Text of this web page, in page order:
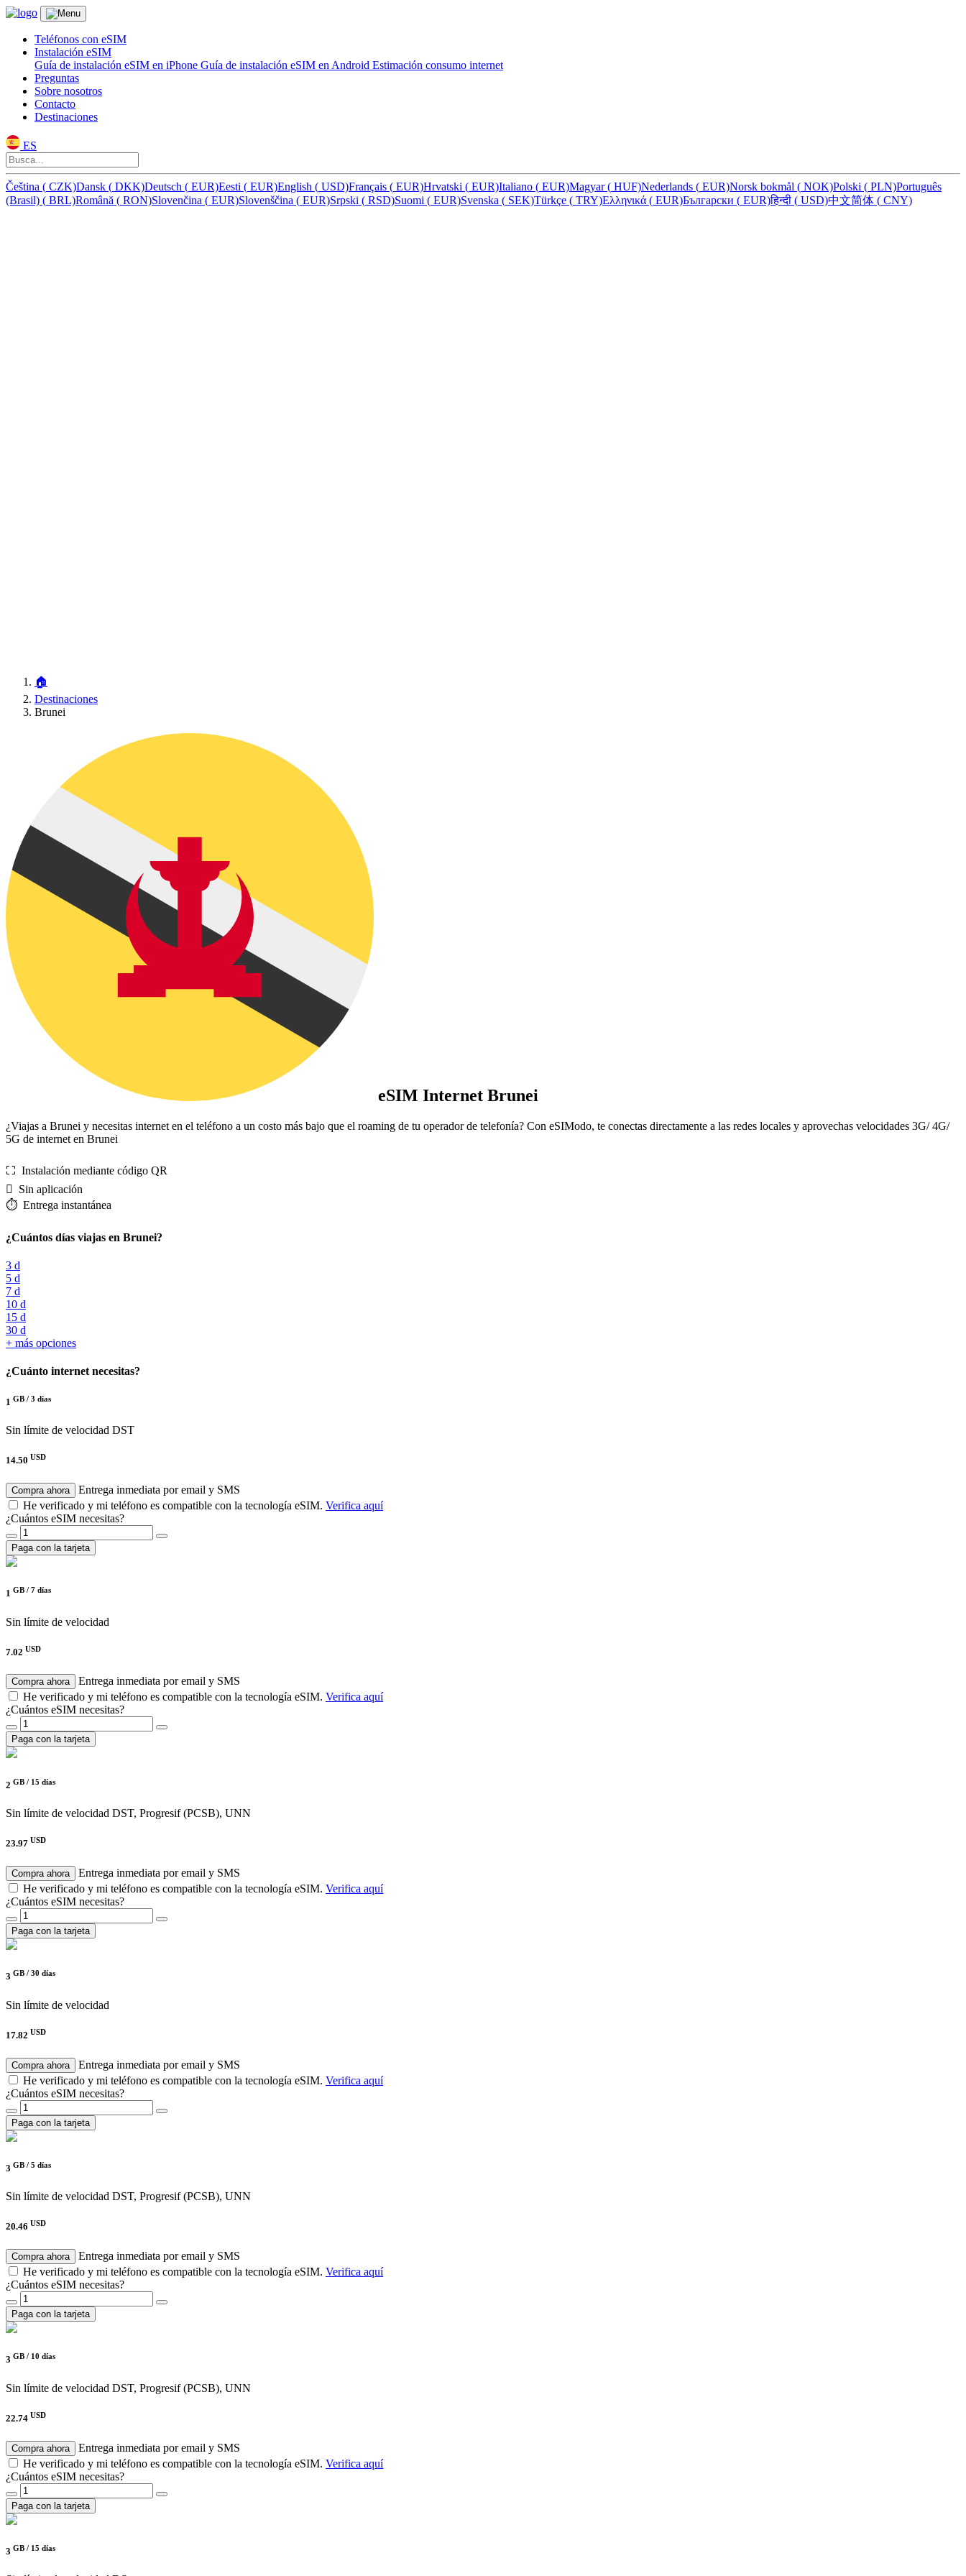
Teléfonos con eSIM
Instalación eSIM
Guía de instalación eSIM en iPhone Guía de instalación eSIM en Android Estimación consumo internet
Preguntas
Sobre nosotros
Contacto
Destinaciones
ES
Čeština ( CZK)Dansk ( DKK)Deutsch ( EUR)Eesti ( EUR)English ( USD)Français ( EUR)Hrvatski ( EUR)Italiano ( EUR)Magyar( HUF)Nederlands ( EUR)Norsk bokmål ( NOK)Polski ( PLN)Português
(Brasil) ( BRL)Română ( RON)Slovenčina ( EUR)Slovenščina ( EUR)Srpski ( RSD)Suomi ( EUR)Svenska ( SEK)Türkçe ( TRY)Ελληνικά ( EUR)Български ( EUR)हिन्दी ( USD)中文简体 ( CNY)
🏠
Destinaciones
Brunei
eSIM Internet Brunei
¿Viajas a Brunei y necesitas internet en el teléfono a un costo más bajo que el roaming de tu operador de telefonía? Con eSIModo, te conectas directamente a las redes locales y aprovechas velocidades 3G/ 4G/
5G de internet en Brunei
⛶️️ Instalación mediante código QR
️ Sin aplicación
⏱️️ Entrega instantánea
¿Cuántos días viajas en Brunei?
3 d
5 d
7 d
10 d
15 d
30 d
+ más opciones
¿Cuánto internet necesitas?
1 GB / 3 días
Sin límite de velocidad DST
14.50 USD
Compra ahora
Entrega inmediata por email y SMS
He verificado y mi teléfono es compatible con la tecnología eSIM. Verifica aquí
¿Cuántos eSIM necesitas?
Paga con la tarjeta
1 GB / 7 días
Sin límite de velocidad
7.02 USD
Compra ahora
Entrega inmediata por email y SMS
He verificado y mi teléfono es compatible con la tecnología eSIM. Verifica aquí
¿Cuántos eSIM necesitas?
Paga con la tarjeta
2 GB / 15 días
Sin límite de velocidad DST, Progresif (PCSB), UNN
23.97 USD
Compra ahora
Entrega inmediata por email y SMS
He verificado y mi teléfono es compatible con la tecnología eSIM. Verifica aquí
¿Cuántos eSIM necesitas?
Paga con la tarjeta
3 GB / 30 días
Sin límite de velocidad
17.82 USD
Compra ahora
Entrega inmediata por email y SMS
He verificado y mi teléfono es compatible con la tecnología eSIM. Verifica aquí
¿Cuántos eSIM necesitas?
Paga con la tarjeta
3 GB / 5 días
Sin límite de velocidad DST, Progresif (PCSB), UNN
20.46 USD
Compra ahora
Entrega inmediata por email y SMS
He verificado y mi teléfono es compatible con la tecnología eSIM. Verifica aquí
¿Cuántos eSIM necesitas?
Paga con la tarjeta
3 GB / 10 días
Sin límite de velocidad DST, Progresif (PCSB), UNN
22.74 USD
Compra ahora
Entrega inmediata por email y SMS
He verificado y mi teléfono es compatible con la tecnología eSIM. Verifica aquí
¿Cuántos eSIM necesitas?
Paga con la tarjeta
3 GB / 15 días